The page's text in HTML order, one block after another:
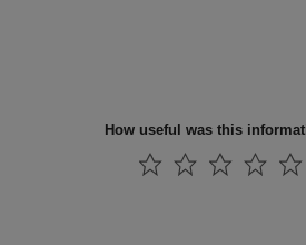
How useful was this